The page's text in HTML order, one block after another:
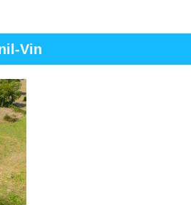
Vin